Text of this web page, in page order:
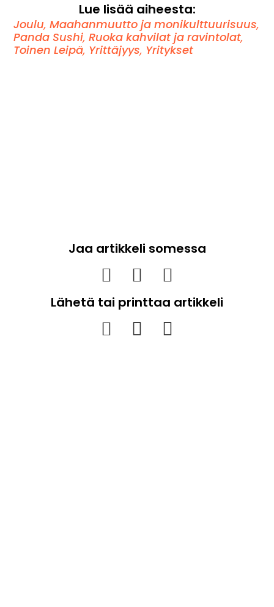
Lue lisää aiheesta:
Joulu,Maahanmuutto ja monikulttuurisuus,
Panda Sushi,Ruoka kahvilat ja ravintolat,
Toinen Leipä, Yrittäjyys, Yritykset
Jaa artikkeli somessa
Lähetä tai printtaa artikkeli